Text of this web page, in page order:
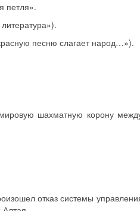
петля».
песню слагает народ…»).
шахматную корону
отказ системы